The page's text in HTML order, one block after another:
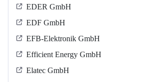
EDER GmbH
EDF GmbH
EFB-Elektronik GmbH
Efficient Energy GmbH
Elatec GmbH